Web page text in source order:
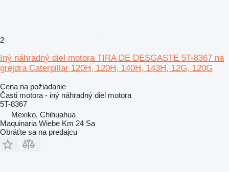
2
Iný náhradný diel motora TIRA DE DESGASTE 5T-8367 na
grejdra Caterpillar 120H, 120H, 140H, 143H, 12G, 120G
Cena na požiadanie
Časti motora - iný náhradný diel motora
5T-8367
Mexiko, Chihuahua
Maquinaria Wiebe Km 24 Sa
Obráťte sa na predajcu